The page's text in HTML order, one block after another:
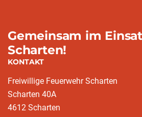
Gemeinsam im
Scharten!
KONTAKT
Freiwillige Feuerwehr Scharten
Scharten 40A
4612 Scharten